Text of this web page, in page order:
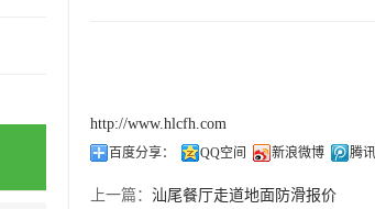
http://www.hlcfh.com
百度分享： QQ空间 新浪微博 腾
上一篇： 汕尾餐厅走道地面防滑报价